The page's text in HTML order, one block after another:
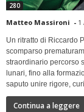
280
Matteo Massironi - 1
Un ritratto di Riccardo
scomparso
straordinario percorso
lunari, fino alla
saputo unire rigore,
Continua a leggere